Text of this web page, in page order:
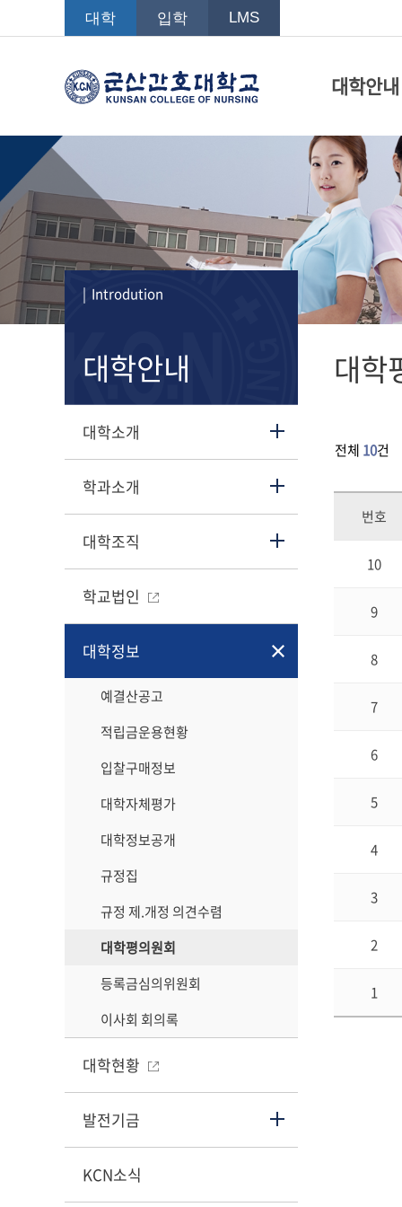
대학 입학 LMS
대학안내
| Introdution
대학안내
대학소개
학과소개
대학조직
학교법인
대학정보
예결산공고
적립금운용현황
입찰구매정보
대학자체평가
대학정보공개
규정집
규정 제.개정 의견수렴
대학평의원회
등록금심의위원회
이사회 회의록
대학현황
발전기금
KCN소식
대학
전체 10건
번호
10
9
8
7
6
5
4
3
2
1